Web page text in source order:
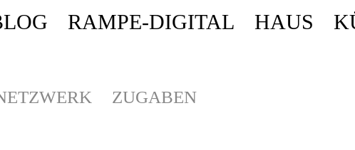
Verwende stattdessen get_permalink(). in /homepages/10/d43051023/htdocs/
RAMPE-DIGITAL HAUS
ZUGABEN